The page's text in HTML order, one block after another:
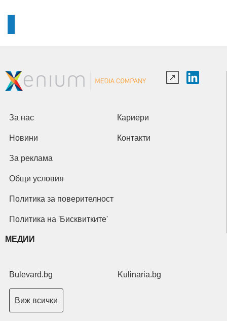
За нас Кариери
Новини Контакти
За реклама
Общи условия
Политика за поверителност
Политика на 'Бисквитките'
МЕДИИ
Bulevard.bg Kulinaria.bg
Виж всички